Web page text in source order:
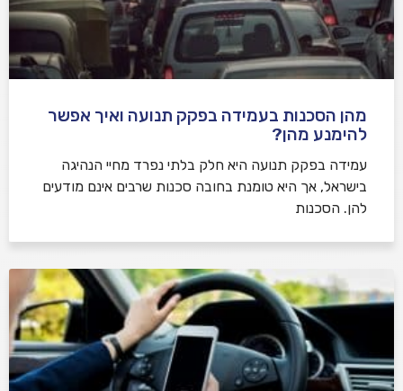
מהן הסכנות בעמידה בפקק תנועה ואיך אפשר
להימנע מהן?
עמידה בפקק תנועה היא חלק בלתי נפרד מחיי הנהיגה
בישראל, אך היא טומנת בחובה סכנות שרבים אינם מודעים
להן. הסכנות